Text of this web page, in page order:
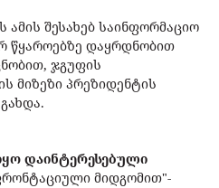
ამის შესახებ საინფორმაციო
წყაროებზე დაყრდნობით
ჯგუფის
მიზეზი პრეზიდენტის
გახდა.
დაინტერესებული
მიდგომით"-